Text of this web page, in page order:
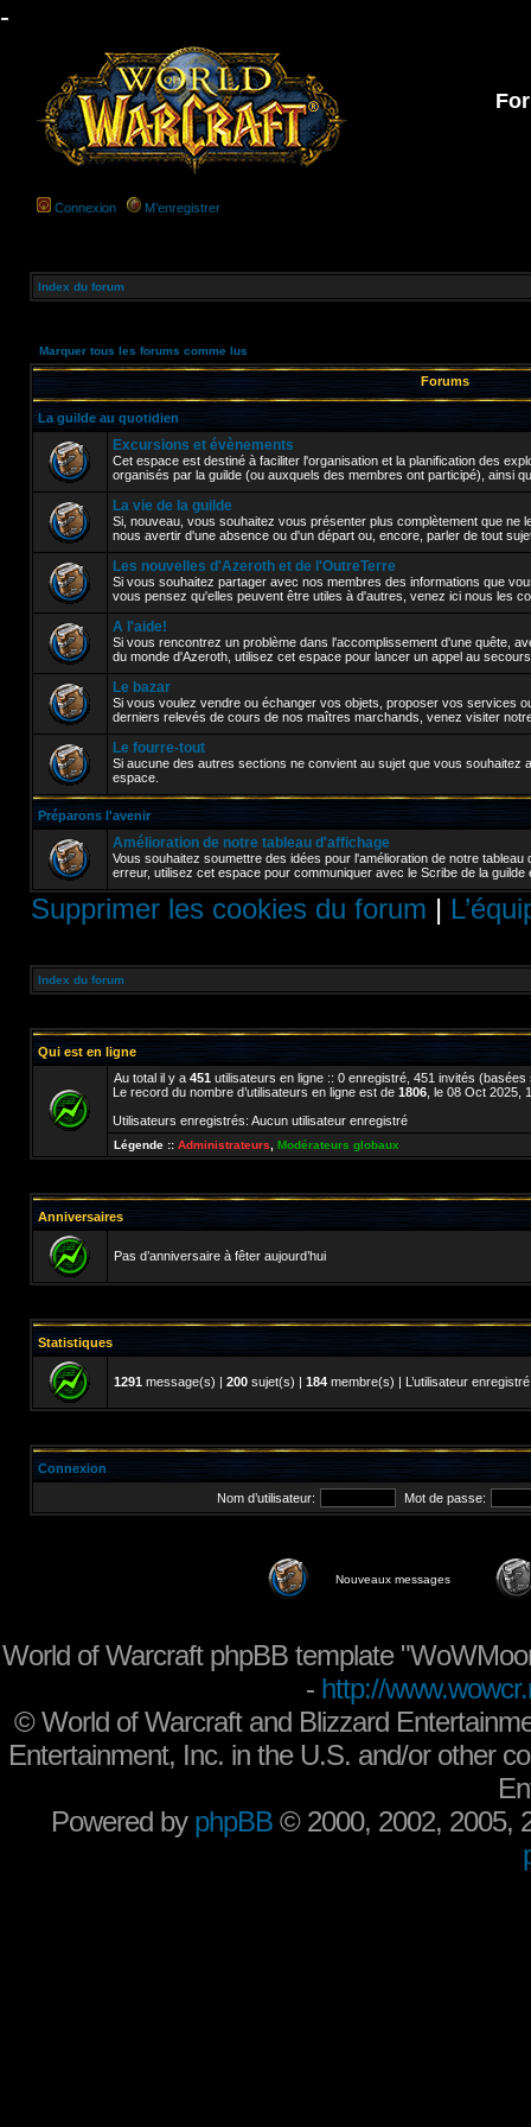
-
Connexion M’enregistrer
Index du forum
Marquer tous les forums comme lus
Forums
La guilde au quotidien
Excursions et évènements
Cet espace est destiné à faciliter l'organisation et la planification des
organisés par la guilde (ou auxquels des membres ont participé), ainsi
La vie de la guilde
Si, nouveau, vous souhaitez vous présenter plus complètement que ne
nous avertir d'une absence ou d'un départ ou, encore, parler de tout
Les nouvelles d'Azeroth et de l'OutreTerre
Si vous souhaitez partager avec nos membres des informations que
vous pensez qu'elles peuvent être utiles à d'autres, venez ici nous les
A l'aide!
Si vous rencontrez un problème dans l'accomplissement d'une quête,
du monde d'Azeroth, utilisez cet espace pour lancer un appel au
Le bazar
Si vous voulez vendre ou échanger vos objets, proposer vos services
derniers relevés de cours de nos maîtres marchands, venez visiter
Le fourre-tout
Si aucune des autres sections ne convient au sujet que vous souhaitez
espace.
Préparons l'avenir
Amélioration de notre tableau d'affichage
Vous souhaitez soumettre des idées pour l'amélioration de notre
erreur, utilisez cet espace pour communiquer avec le Scribe de la guilde
Supprimer les cookies du forum |
Index du forum
Qui est en ligne
Au total il y a 451 utilisateurs en ligne :: 0 enregistré, 451 invités
Le record du nombre d’utilisateurs en ligne est de 1806 , le 08 Oct 2025,
Utilisateurs enregistrés: Aucun utilisateur enregistré
Légende :: Administrateurs Modérateurs globaux
Anniversaires
Pas d’anniversaire à fêter aujourd’hui
Statistiques
1291 message(s) | 200 sujet(s) | 184 membre(s) | L’utilisateur
Connexion
Nom d’utilisateur: Mot de passe:
Nouveaux messages
World of Warcraft phpBB template
- http://
©World of Warcraft and Blizzard
Entertainment, Inc. in the U.S. and/or other
Powered by phpBB © 2000, 2002, 2005,